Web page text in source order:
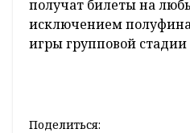
получат билеты на
исключением
игры групповой стадии
Поделиться: